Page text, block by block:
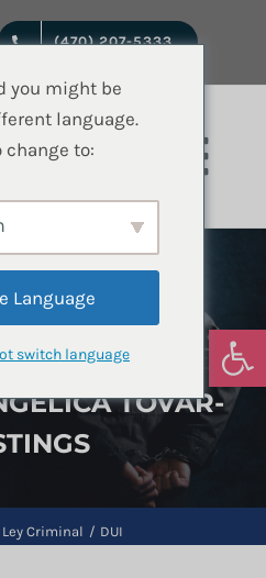
Abrir
(470) 207-5333
de
en
TOVAR-
Ley Criminal DUI
you might be
language.
change to:
Language
switch language